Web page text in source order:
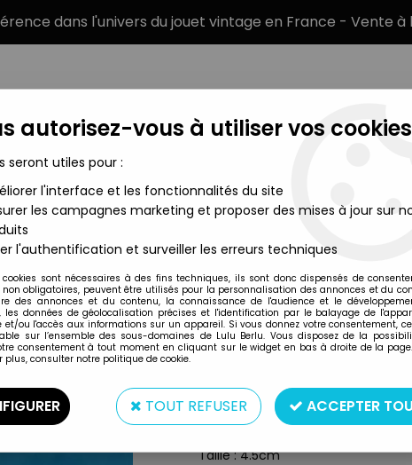
dans l'univers du jouet vintage en France - Vente
MARQUES TYPE DE PRODUIT
- Series 1 - #46 Invisible Man (vert clair)
Matchbox
MONSTER IN MY
INVISIBLE MAN
11,99€TTC
Réf. :AR0009458
Type : Figurine monochrome
Taille : 4.5cm
autorisez-vous à utiliser vos
seront utiles pour :
l'interface et les fonctionnalités du site
les campagnes marketing et proposer des mises à jour sur
l'authentification et surveiller les erreurs techniques
cookies sont nécessaires à des fins techniques, ils sont donc dispensés de
non obligatoires, peuvent être utilisés pour la personnalisation des annonces et du
des annonces et du contenu, la connaissance de l'audience et le
les données de géolocalisation précises et l'identification par le balayage de
et/ou l'accès aux informations sur un appareil. Si vous donnez votre consentement,
sur l’ensemble des sous-domaines de Lulu Berlu. Vous disposez de la
consentement à tout moment en cliquant sur le widget en bas à droite de la
plus, consulter notre politique de cookie.
TOUT REFUSER ACCEPTER